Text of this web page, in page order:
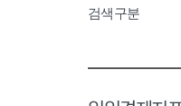
검색구분